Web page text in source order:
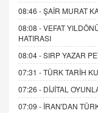
08:46 -ŞAİR MURAT
08:08 -VEFAT
HATIRASI
08:04 -SIRP YAZAR
07:31 -TÜRK TARİH
07:26 - DİJİTAL
07:09 - İRAN'DAN